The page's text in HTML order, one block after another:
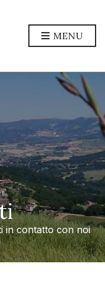
MENU
in contatto con noi